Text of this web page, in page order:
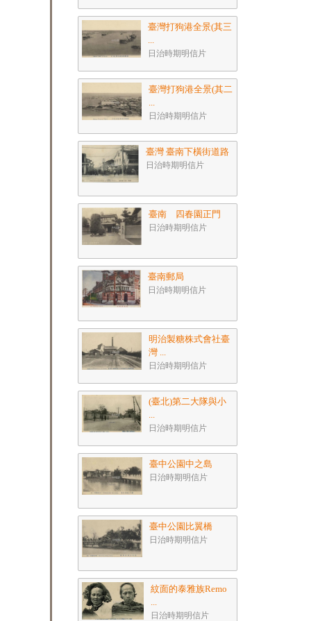
臺灣打狗港全景(其三
...
日治時期明信片
臺灣打狗港全景(其二
...
日治時期明信片
臺灣 臺南下橫街道路
日治時期明信片
臺南 四春園正門
日治時期明信片
臺南郵局
日治時期明信片
明治製糖株式會社臺
灣 ...
日治時期明信片
(臺北)第二大隊與小
...
日治時期明信片
臺中公園中之島
日治時期明信片
臺中公園比翼橋
日治時期明信片
紋面的泰雅族Remo
...
日治時期明信片